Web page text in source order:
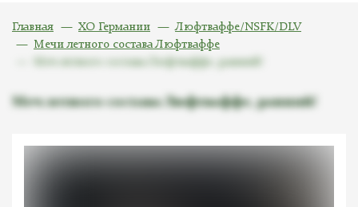
Главная ХО Германии
Люфтваффе/NSFK/DLV
Мечи летного состава Люфтваффе
Меч летного состава Люфтваффе, ранний!